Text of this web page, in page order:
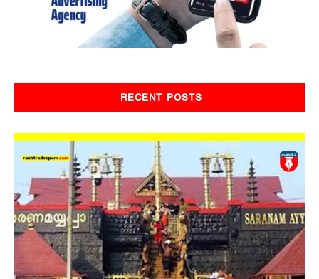
RECENT POSTS